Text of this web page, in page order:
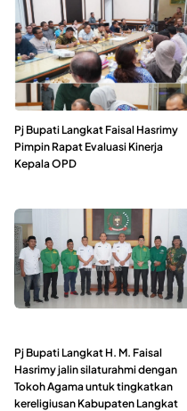
Pj Bupati Langkat Faisal Hasrimy
Pimpin Rapat Evaluasi Kinerja
Kepala OPD
Pj Bupati Langkat H. M. Faisal
Hasrimy jalin silaturahmi dengan
Tokoh Agama untuk tingkatkan
kereligiusan Kabupaten Langkat